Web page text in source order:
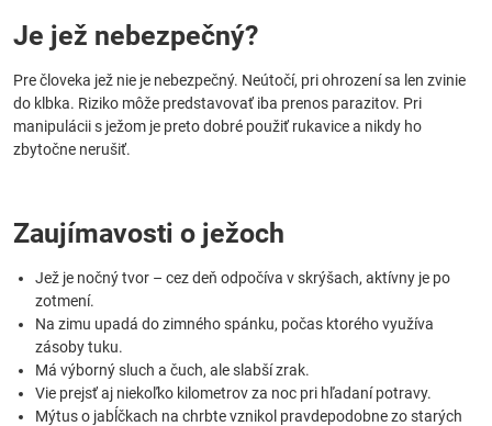
Je jež nebezpečný?
Pre človeka jež nie je nebezpečný. Neútočí, pri ohrození sa len zvinie
do klbka. Riziko môže predstavovať iba prenos parazitov. Pri
manipulácii s ježom je preto dobré použiť rukavice a nikdy ho
zbytočne nerušiť.
Zaujímavosti o ježoch
Jež je nočný tvor – cez deň odpočíva v skrýšach, aktívny je po
zotmení.
Na zimu upadá do zimného spánku, počas ktorého využíva
zásoby tuku.
Má výborný sluch a čuch, ale slabší zrak.
Vie prejsť aj niekoľko kilometrov za noc pri hľadaní potravy.
Mýtus o jabĺčkach na chrbte vznikol pravdepodobne zo starých